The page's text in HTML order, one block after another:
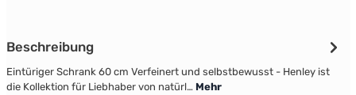
Beschreibung
Eintüriger Schrank 60 cm Verfeinert und selbstbewusst - Henley ist
die Kollektion für Liebhaber von natürl… Mehr